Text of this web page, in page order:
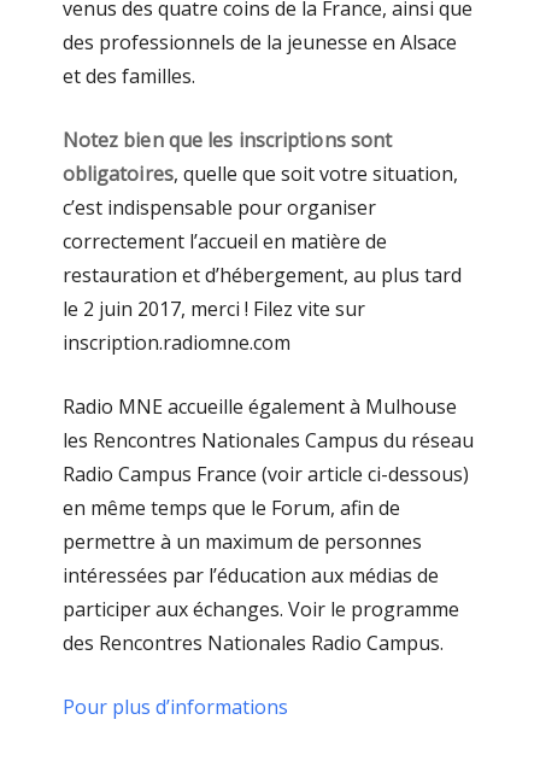
venus des quatre coins de la France, ainsi que
des professionnels de la jeunesse en Alsace
et des familles.
Notez bien que les inscriptions sont
obligatoires, quelle que soit votre situation,
c’est indispensable pour organiser
correctement l’accueil en matière de
restauration et d’hébergement, au plus tard
le 2 juin 2017, merci ! Filez vite sur
inscription.radiomne.com
Radio MNE accueille également à Mulhouse
les Rencontres Nationales Campus du réseau
Radio Campus France (voir article ci-dessous)
en même temps que le Forum, afin de
permettre à un maximum de personnes
intéressées par l’éducation aux médias de
participer aux échanges. Voir le programme
des Rencontres Nationales Radio Campus.
Pour plus d’informations